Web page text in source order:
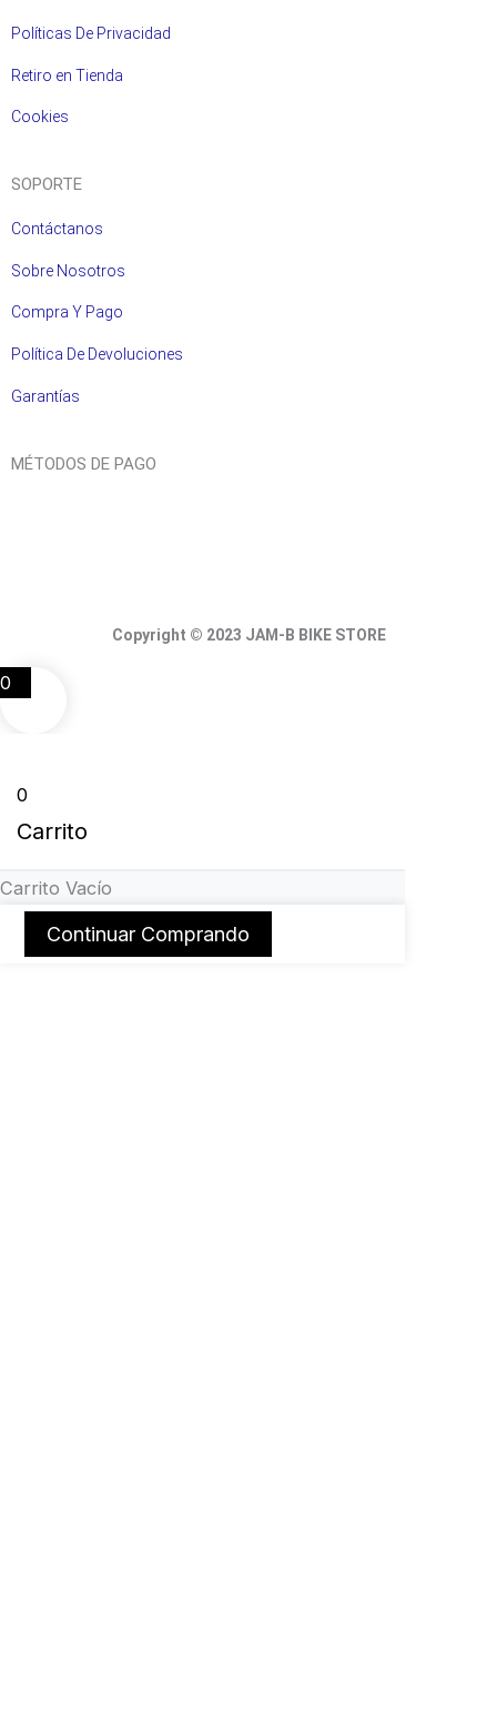
Políticas De Privacidad
Retiro en Tienda
Cookies
SOPORTE
Contáctanos
Sobre Nosotros
Compra Y Pago
Política De Devoluciones
Garantías
MÉTODOS DE PAGO
Copyright © 2023 JAM-B BIKE STORE
0
0
Carrito
Carrito Vacío
Continuar Comprando